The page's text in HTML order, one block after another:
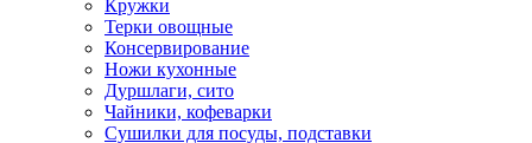
Кружки
Терки овощные
Консервирование
Ножи кухонные
Дуршлаги, сито
Чайники, кофеварки
Сушилки для посуды, подставки